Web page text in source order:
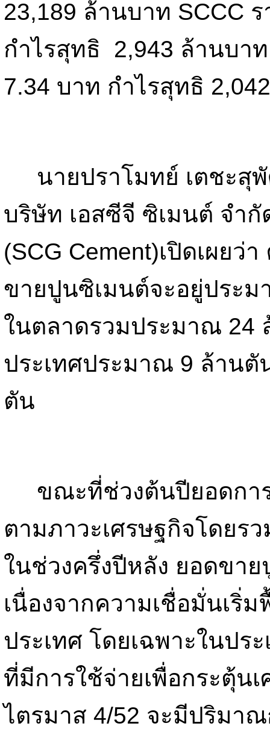
23,189 ล้านบาท SCCC
กำไรสุทธิ 2,943 ล้านบา
7.34 บาท กำไรสุทธิ
นายปราโมทย์ เตชะสุ
บริษัท เอสซีจี ซิเมนต์ จำ
(SCG Cement)เปิดเผย
ขายปูนซิเมนต์จะอยู่ประ
ในตลาดรวมประมาณ 24
ประเทศประมาณ 9 ล้าน
ตัน
ขณะที่ช่วงต้นปียอดการ
ตามภาวะเศรษฐกิจโดยร
ในช่วงครึ่งปีหลัง ยอดขา
เนื่องจากความเชื่อมั่นเริ่
ประเทศ โดยเฉพาะในปร
ที่มีการใช้จ่ายเพื่อกระตุ้น
ไตรมาส 4/52 จะมีปริมา